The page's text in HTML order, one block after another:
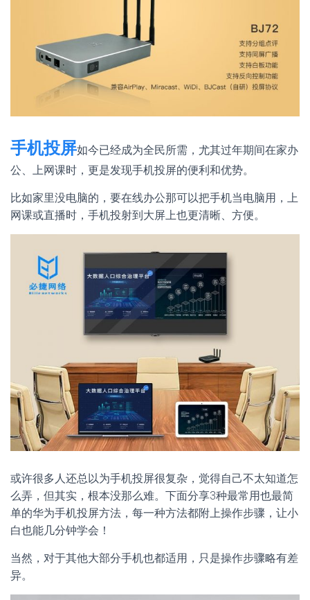
手机投屏如今已经成为全民所需，尤其过年期间在家办
公、上网课时，更是发现手机投屏的便利和优势。
比如家里没电脑的，要在线办公那可以把手机当电脑用，上
网课或直播时，手机投射到大屏上也更清晰、方便。
或许很多人还总以为手机投屏很复杂，觉得自己不太知道怎
么弄，但其实，根本没那么难。下面分享3种最常用也最简
单的华为手机投屏方法，每一种方法都附上操作步骤，让小
白也能几分钟学会！
当然，对于其他大部分手机也都适用，只是操作步骤略有差
异。